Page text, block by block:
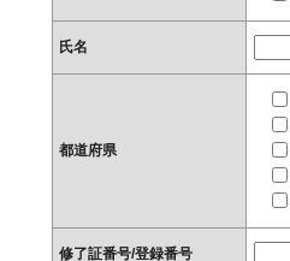
氏名
都道府県
修了証番号/登録番号